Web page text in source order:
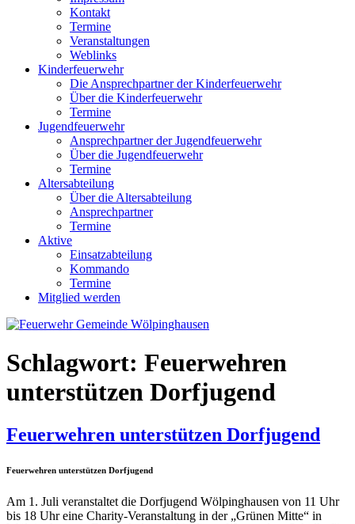
Kontakt
Termine
Veranstaltungen
Weblinks
Kinderfeuerwehr
Die Ansprechpartner der Kinderfeuerwehr
Über die Kinderfeuerwehr
Termine
Jugendfeuerwehr
Ansprechpartner der Jugendfeuerwehr
Über die Jugendfeuerwehr
Termine
Altersabteilung
Über die Altersabteilung
Ansprechpartner
Termine
Aktive
Einsatzabteilung
Kommando
Termine
Mitglied werden
Schlagwort: Feuerwehren
unterstützen Dorfjugend
Feuerwehren unterstützen Dorfjugend
Feuerwehren unterstützen Dorfjugend
Am 1. Juli veranstaltet die Dorfjugend Wölpinghausen von 11 Uhr
bis 18 Uhr eine Charity-Veranstaltung in der „Grünen Mitte“ in